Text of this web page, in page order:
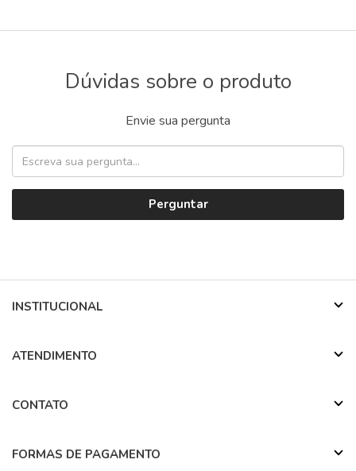
Dúvidas sobre o produto
Envie sua pergunta
Perguntar
INSTITUCIONAL
ATENDIMENTO
CONTATO
FORMAS DE PAGAMENTO